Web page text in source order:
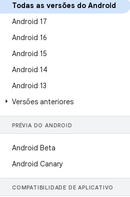
Todas as versões do Android
Android 17
Android 16
Android 15
Android 14
Android 13
Versões anteriores
PRÉVIA DO ANDROID
Android Beta
Android Canary
COMPATIBILIDADE DE APLICATIVO